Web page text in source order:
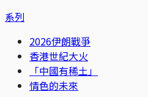
系列
2026伊朗戰爭
香港世紀大火
「中國有稀土」
情色的未來